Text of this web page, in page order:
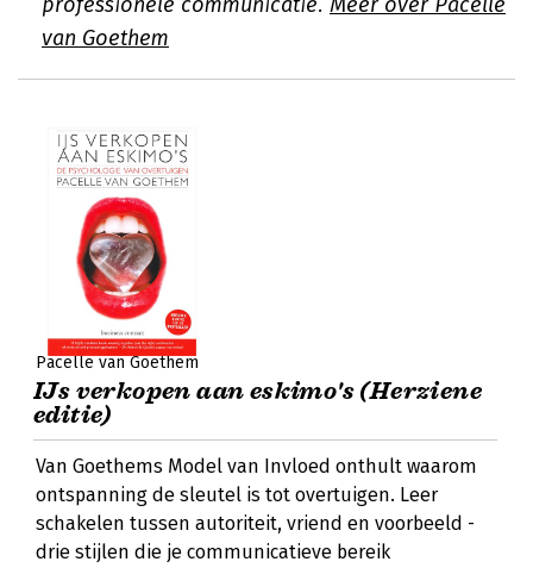
van Goethem
Pacelle van Goethem
IJs verkopen aan eskimo's (Herziene
editie)
Van Goethems Model van Invloed onthult waarom
ontspanning de sleutel is tot overtuigen. Leer
schakelen tussen autoriteit, vriend en voorbeeld -
drie stijlen die je communicatieve bereik